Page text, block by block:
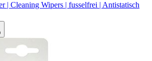
| Cleaning Wipers | fusselfrei | Antistatisch